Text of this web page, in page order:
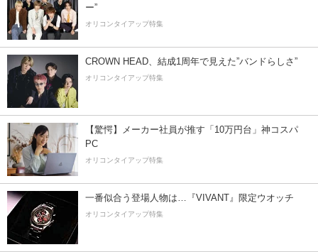
ー”
オリコンタイアップ特集
CROWN HEAD、結成1周年で見えた”バンドらしさ”
オリコンタイアップ特集
【驚愕】メーカー社員が推す「10万円台」神コスパ
PC
オリコンタイアップ特集
一番似合う登場人物は…『VIVANT』限定ウオッチ
オリコンタイアップ特集